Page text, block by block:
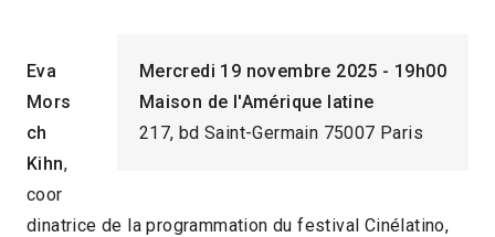
Mercredi 19 novembre 2025 - 19h00
Maison de l'Amérique latine
217, bd Saint-Germain 75007 Paris
Eva
Mors
ch
Kihn,
coor
dinatrice de la programmation du festival Cinélatino,